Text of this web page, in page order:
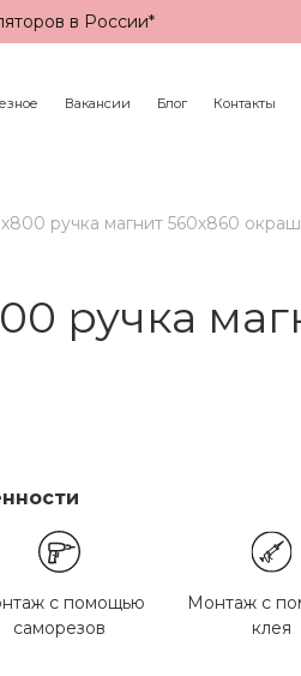
в России*
Вакансии Блог Контакты
ручка магнит 560х860
ручка
с помощью
саморезов
Монтаж с
клея